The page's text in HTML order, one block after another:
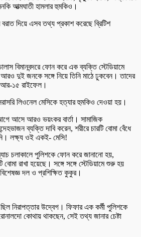
আত্মঘাতী হামলার হুমকিও।
দিয়ে এসব তথ্য প্রকাশ করেছে ব্রিটিশ
বিমানবন্দরে ফোন করে এক ব্যক্তি স্টেডিয়ামে
দুই জনকে সঙ্গে নিয়ে তিনি মাঠে ঢুকবেন। তাদের
১৫ রাইফেল।
লিওনেল মেসিকে হত্যার হুমকিও দেওয়া হয়।
আগে আসে আরও ভয়ংকর বার্তা। সামাজিক
ব্যক্তি দাবি করেন, শরীরে চারটি বোমা বেঁধে
লক্ষ্য ওই একই- মেসি!
চলাকালে পুলিশকে ফোন করে জানানো হয়,
বোমা রাখা হয়েছে। সঙ্গে সঙ্গে স্টেডিয়ামে শুরু হয়
দল ও প্রশিক্ষিত কুকুর।
নিরাপত্তার উদ্বেগ। ফিফার এক কর্মী পুলিশকে
কোথায় থাকছেন, সেই তথ্য জানার চেষ্টা